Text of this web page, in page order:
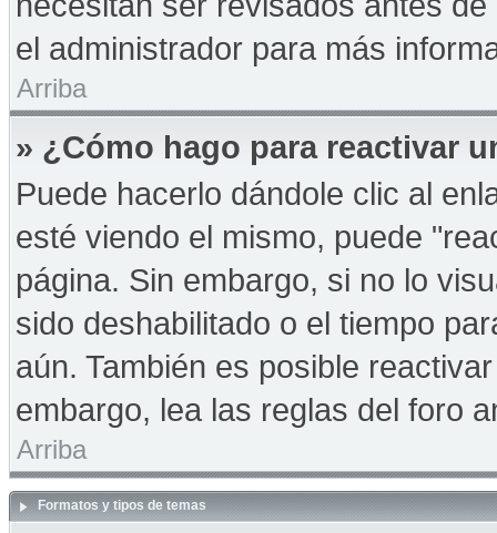
el administrador para más
Arriba
» ¿Cómo hago para reactivar
Puede hacerlo dándole clic al
esté viendo el mismo, puede
página. Sin embargo, si no lo
sido deshabilitado o el tiempo
aún. También es posible
embargo, lea las reglas del foro
Arriba
Formatos y tipos de temas